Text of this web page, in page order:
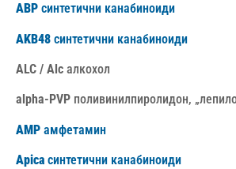
ABP синтетични канабиноиди
AKB48 синтетични канабиноиди
ALC / Alc алкохол
alpha-PVP поливинилпиролидон,
AMP амфетамин
Apica синтетични канабиноиди